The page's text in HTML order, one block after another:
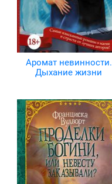
Аромат невинности.
Дыхание жизни